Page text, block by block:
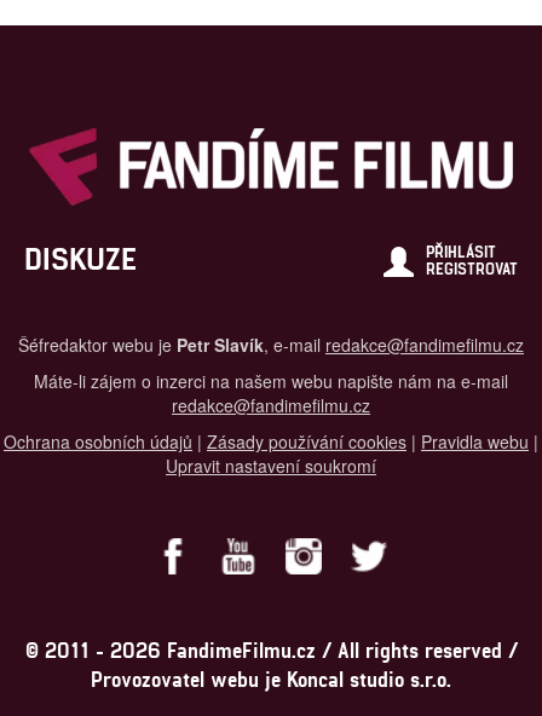
PŘIHLÁSIT
REGISTROVAT
DISKUZE
Šéfredaktor webu je Petr Slavík, e-mail redakce@fandimefilmu.cz
Máte-li zájem o inzerci na našem webu napište nám na e-mail
redakce@fandimefilmu.cz
Ochrana osobních údajů | Zásady používání cookies | Pravidla webu |
Upravit nastavení soukromí
© 2011 - 2026 FandimeFilmu.cz / All rights reserved /
Provozovatel webu je Koncal studio s.r.o.